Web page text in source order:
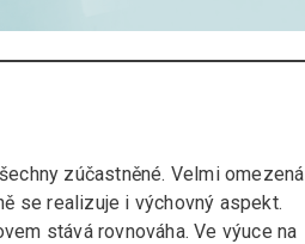
zúčastněné. Velmi omezená
se realizuje i výchovný aspekt.
stává rovnováha. Ve výuce na